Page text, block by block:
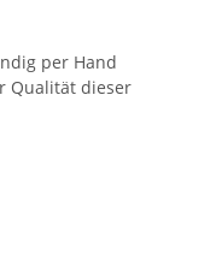
per Hand
Qualität dieser